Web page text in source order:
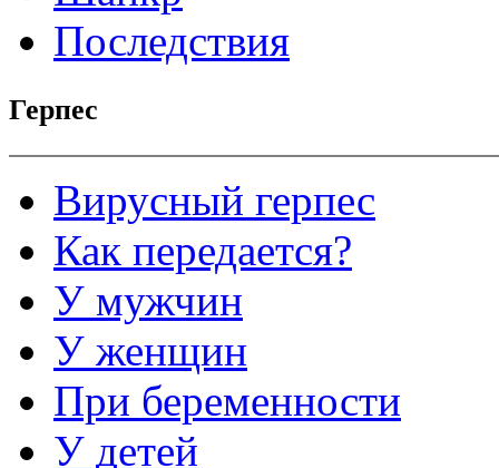
Последствия
Герпес
Вирусный герпес
Как передается?
У мужчин
У женщин
При беременности
У детей